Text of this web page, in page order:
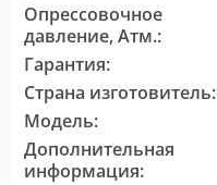
Опрессовочное
давление, Атм.:
Гарантия:
Страна изготовитель:
Модель:
Дополнительная
информация: